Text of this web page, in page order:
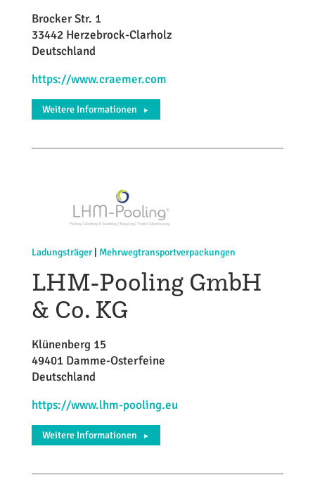
Brocker Str. 1
33442 Herzebrock-Clarholz
Deutschland
https://www.craemer.com
Weitere Informationen ►
Ladungsträger| Mehrwegtransportverpackungen
LHM-Pooling GmbH
& Co. KG
Klünenberg 15
49401 Damme-Osterfeine
Deutschland
https://www.lhm-pooling.eu
Weitere Informationen ►